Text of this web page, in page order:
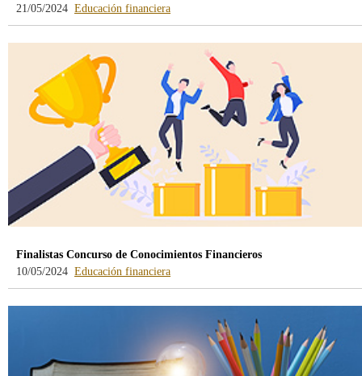
21/05/2024 Educación financiera-
/webcb/Blog/EducacionFinanciera
Finalistas Concurso de Conocimientos Financieros
10/05/2024 Educación financiera-
blog